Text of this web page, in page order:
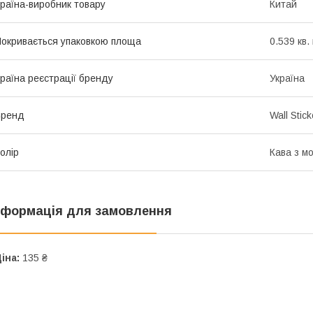
виробник товару Китай
упаковкою площа 0.539 кв.
реєстрації бренду Україна
Wall
Кава з
для замовлення
135 ₴